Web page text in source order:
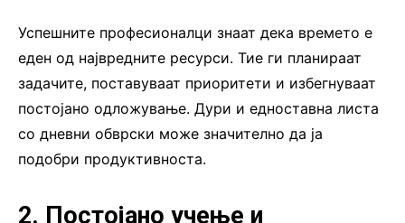
Успешните професионалци знаат дека времето е
еден од највредните ресурси. Тие ги планираат
задачите, поставуваат приоритети и избегнуваат
постојано одложување. Дури и едноставна листа
со дневни обврски може значително да ја
подобри продуктивноста.
2. Постојано учење и